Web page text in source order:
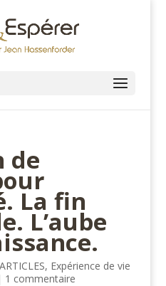
de
La fin
L’aube
ARTICLES, Expérience de vie
1 commentaire